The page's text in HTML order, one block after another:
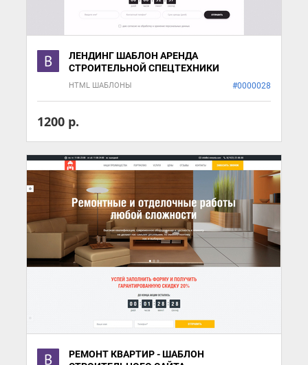
ЛЕНДИНГ ШАБЛОН АРЕНДА
СТРОИТЕЛЬНОЙ СПЕЦТЕХНИКИ
HTML ШАБЛОНЫ #0000028
1200 р.
РЕМОНТ КВАРТИР - ШАБЛОН